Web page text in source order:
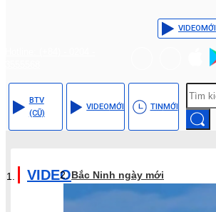
VIDEOMỚI
BTV
(CŨ)
VIDEOMỚI TINMỚI
VIDEOBắc Ninh ngày mới